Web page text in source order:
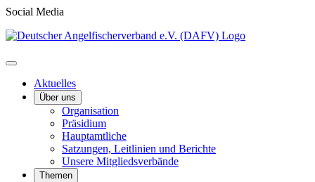
Social Media
Aktuelles
Über uns
Organisation
Präsidium
Hauptamtliche
Satzungen, Leitlinien und Berichte
Unsere Mitgliedsverbände
Themen